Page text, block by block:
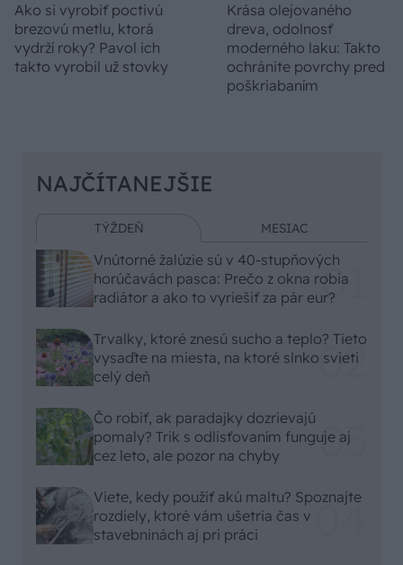
Ako si vyrobiť poctivú
brezovú metlu, ktorá
vydrží roky? Pavol ich
takto vyrobil už stovky
Krása olejovaného
dreva, odolnosť
moderného laku: Takto
ochránite povrchy pred
poškriabaním
NAJČÍTANEJŠIE
TÝŽDEŇ MESIAC
Vnútorné žalúzie sú v 40-stupňových
horúčavách pasca: Prečo z okna robia
radiátor a ako to vyriešiť za pár eur?
Trvalky, ktoré znesú sucho a teplo? Tieto
vysaďte na miesta, na ktoré slnko svieti
celý deň
Čo robiť, ak paradajky dozrievajú
pomaly? Trik s odlisťovaním funguje aj
cez leto, ale pozor na chyby
Viete, kedy použiť akú maltu? Spoznajte
rozdiely, ktoré vám ušetria čas v
stavebninách aj pri práci